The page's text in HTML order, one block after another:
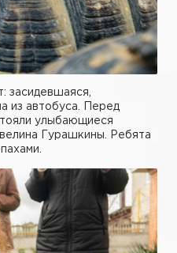
засидевшаяся,
из автобуса. Перед
улыбающиеся
Гурашкины. Ребята